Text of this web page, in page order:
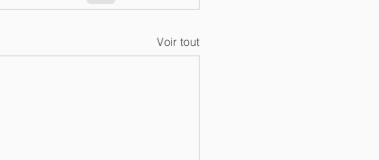
Voir tout